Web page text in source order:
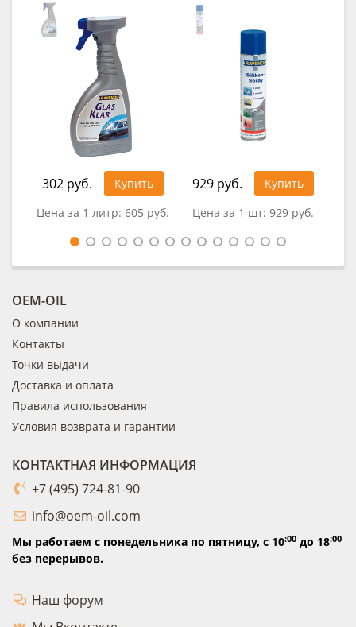
302 руб.
Купить
Цена за 1 литр: 605 руб.
929 руб.
Купить
Цена за 1 шт: 929 руб.
OEM-OIL
О компании
Контакты
Точки выдачи
Доставка и оплата
Правила использования
Условия возврата и гарантии
КОНТАКТНАЯ ИНФОРМАЦИЯ
+7 (495) 724-81-90
info@oem-oil.com
Мы работаем с понедельника по пятницу, с 10:00 до 18:00
без перерывов.
Наш форум